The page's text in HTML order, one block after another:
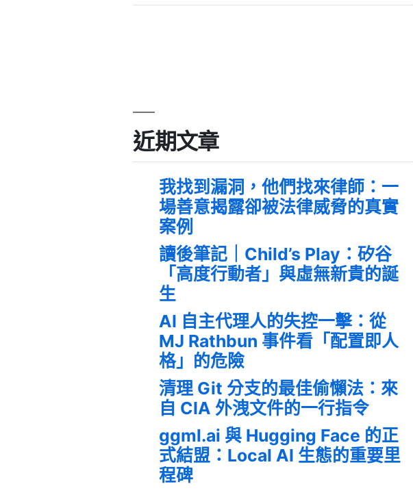
近期文章
我找到漏洞，他們找來律師：一
場善意揭露卻被法律威脅的真實
案例
讀後筆記｜Child’s Play：矽谷
「高度行動者」與虛無新貴的誕
生
AI 自主代理人的失控一擊：從
MJ Rathbun 事件看「配置即人
格」的危險
清理 Git 分支的最佳偷懶法：來
自 CIA 外洩文件的一行指令
ggml.ai 與 Hugging Face 的正
式結盟：Local AI 生態的重要里
程碑